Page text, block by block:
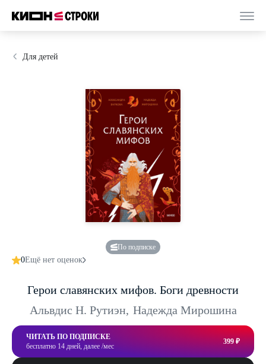
Для детей
По подписке
0Ещё нет оценок
Герои славянских мифов. Боги древности
Альвдис Н. Рутиэн, Надежда Мирошина
ЧИТАТЬ ПО ПОДПИСКЕ
бесплатно 14 дней, далее /мес
399 ₽